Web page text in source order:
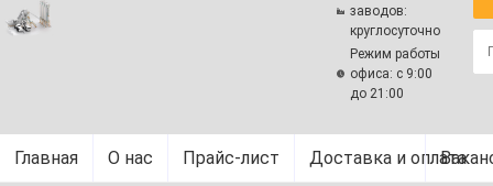
заводов:
круглосуточно
Режим работы
офиса: с 9:00
до 21:00
Главная О нас Прайс-лист Доставка и оплата